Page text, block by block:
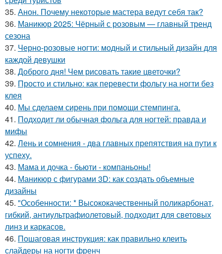
35. Анон. Почему некоторые мастера ведут себя так?
36. Маникюр 2025: Чёрный с розовым — главный тренд
сезона
37. Черно-розовые ногти: модный и стильный дизайн для
каждой девушки
38. Доброго дня! Чем рисовать такие цветочки?
39. Просто и стильно: как перевести фольгу на ногти без
клея
40. Мы сделаем сирень при помощи стемпинга.
41. Подходит ли обычная фольга для ногтей: правда и
мифы
42. Лень и сомнения - два главных препятствия на пути к
успеху.
43. Мама и дочка - бьюти - компаньоны!
44. Маникюр с фигурами 3D: как создать объемные
дизайны
45. "Особенности: * Высококачественный поликарбонат,
гибкий, антиультрафиолетовый, подходит для световых
линз и каркасов.
46. Пошаговая инструкция: как правильно клеить
слайдеры на ногти френч